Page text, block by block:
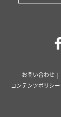
お問い合わせ
コンテンツポリシー